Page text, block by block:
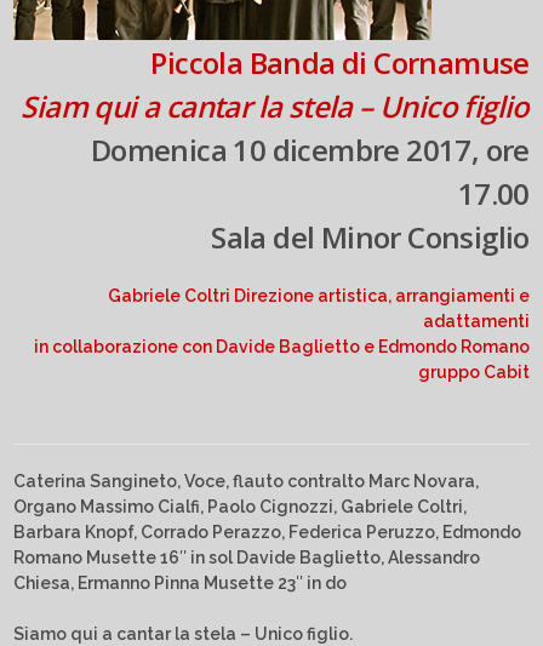
Piccola Banda di Cornamuse
Siam qui a cantar la stela – Unico figlio
Domenica 10 dicembre 2017, ore
17.00
Sala del Minor Consiglio
Gabriele Coltri Direzione artistica, arrangiamenti e
adattamenti
in collaborazione con Davide Baglietto e Edmondo Romano
gruppo Cabit
Caterina Sangineto, Voce, flauto contralto Marc Novara,
Organo Massimo Cialfi, Paolo Cignozzi, Gabriele Coltri,
Barbara Knopf, Corrado Perazzo, Federica Peruzzo, Edmondo
Romano Musette 16″ in sol Davide Baglietto, Alessandro
Chiesa, Ermanno Pinna Musette 23″ in do
Siamo qui a cantar la stela – Unico figlio.